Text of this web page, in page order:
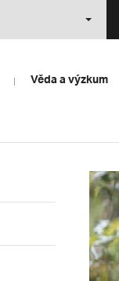
Věda a výzkum